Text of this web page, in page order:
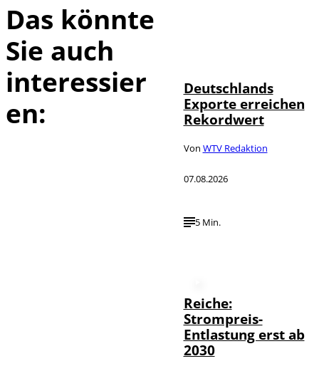
Das könnte
Sie auch
interessier
en:
Deutschlands
Exporte erreichen
Rekordwert
Von WTV Redaktion
07.08.2026
5 Min.
Reiche:
Strompreis-
Entlastung erst ab
2030